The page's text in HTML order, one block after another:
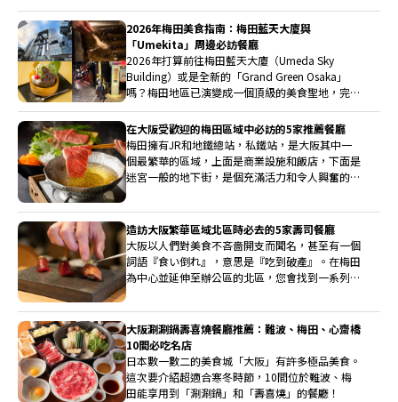
2026年梅田美食指南：梅田藍天大廈與
「Umekita」周邊必訪餐廳
2026年打算前往梅田藍天大廈（Umeda Sky
Building）或是全新的「Grand Green Osaka」
嗎？梅田地區已演變成一個頂級的美食聖地，完美
融合了頂尖奢華與懷舊魅力。從世界聞名的神戶
牛、頂級鰻魚到摩天大樓下隱藏的復古小徑，這份
指南將為您介紹大阪最活力四射區域中的必吃餐
廳。
在大阪受歡迎的梅田區域中必訪的5家推薦餐廳
梅田擁有JR和地鐵總站，私鐵站，是大阪其中一
個最繁華的區域，上面是商業設施和飯店，下面是
迷宮一般的地下街，是個充滿活力和令人興奮的城
擇。如果你造訪梅田，這裡有一些建議的地方你一
定要去。
造訪大阪繁華區域北區時必去的5家壽司餐廳
大阪以人們對美食不吝嗇開支而聞名，甚至有一個
詞語『食い倒れ』，意思是『吃到破產』。在梅田
為中心並延伸至辦公區的北區，您會找到一系列能
經挑選並將介紹您在訪問日本時絕對應該嘗試的推
薦壽司餐廳。
大阪涮涮鍋壽喜燒餐廳推薦：難波、梅田、心齋橋
10間必吃名店
日本數一數二的美食城「大阪」有許多極品美食。
這次要介紹超適合寒冬時節，10間位於難波、梅
田能享用到「涮涮鍋」和「壽喜燒」的餐廳！